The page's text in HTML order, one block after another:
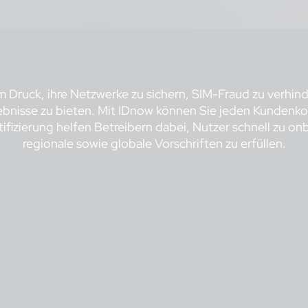
ihre Netzwerke zu sichern, SIM-Fraud zu
zu bieten. Mit IDnow können Sie jeden
helfen Betreibern dabei, Nutzer schnell zu
regionale sowie globale Vorschriften zu erfüllen.